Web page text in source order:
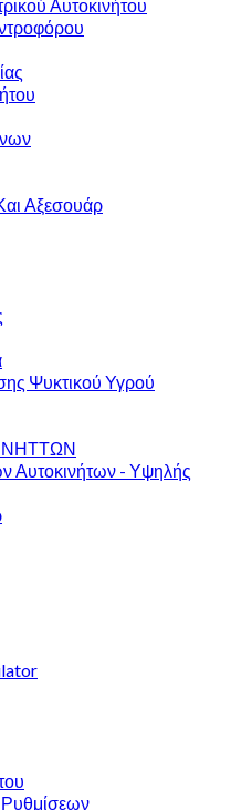
Αυτοκινήτου
Αξεσουάρ
Ψυκτικού Υγρού
Αυτοκινήτων - Υψηλής